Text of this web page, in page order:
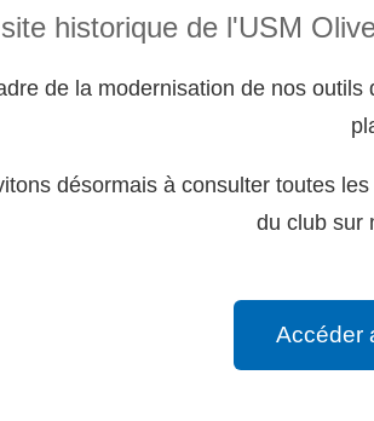
historique de l'USM
de la modernisation de nos
désormais à consulter toutes
du club sur
Accéder